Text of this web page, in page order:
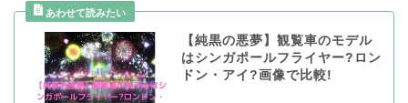
【純黒の悪夢】観覧車のモデル
はシンガポールフライヤー?ロン
ドン・アイ?画像で比較!